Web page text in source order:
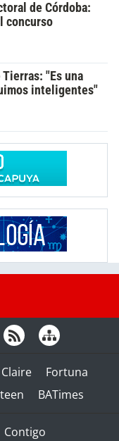
de Córdoba:
concurso
"Es una
inteligentes"
Fortuna
BATimes
Contigo